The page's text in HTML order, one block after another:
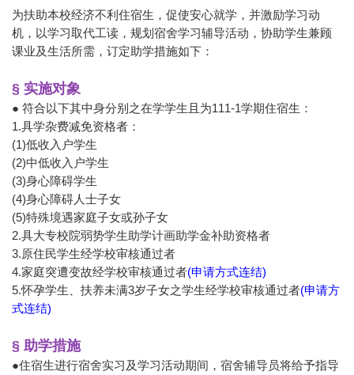
为扶助本校经济不利住宿生，促使安心就学，并激励学习动
机，以学习取代工读，规划宿舍学习辅导活动，协助学生兼顾
课业及生活所需，订定助学措施如下：
§ 实施对象
● 符合以下其中身分别之在学学生且为111-1学期住宿生：
1.具学杂费减免资格者：
(1)低收入户学生
(2)中低收入户学生
(3)身心障碍学生
(4)身心障碍人士子女
(5)特殊境遇家庭子女或孙子女
2.具大专校院弱势学生助学计画助学金补助资格者
3.原住民学生经学校审核通过者
4.家庭突遭变故经学校审核通过者(申请方式连结)
5.怀孕学生、扶养未满3岁子女之学生经学校审核通过者(申请方
式连结)
§ 助学措施
●住宿生进行宿舍实习及学习活动期间，宿舍辅导员将给予指导